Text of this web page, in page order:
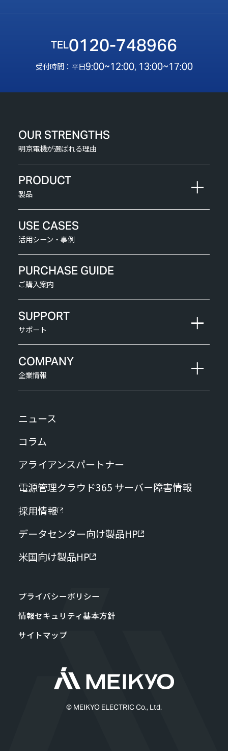
0120-748966
受付時間：平日9:00~12:00, 13:00~17:00
OUR STRENGTHS
明京電機が選ばれる理由
PRODUCT
製品
USE CASES
活用シーン・事例
PURCHASE GUIDE
ご購入案内
SUPPORT
サポート
COMPANY
企業情報
ニュース
コラム
アライアンスパートナー
電源管理クラウド365 サーバー障害情報
採用情報
データセンター向け製品HP
米国向け製品HP
プライバシーポリシー
情報セキュリティ基本方針
サイトマップ
© MEIKYO ELECTRIC Co., Ltd.